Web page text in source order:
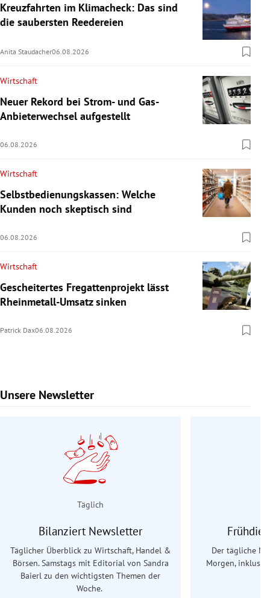
Kreuzfahrten im Klimacheck: Das sind
die saubersten Reedereien
Anita Staudacher06.08.2026
Wirtschaft
Neuer Rekord bei Strom- und Gas-
Anbieterwechsel aufgestellt
06.08.2026
Wirtschaft
Selbstbedienungskassen: Welche
Kunden noch skeptisch sind
06.08.2026
Wirtschaft
Gescheitertes Fregattenprojekt lässt
Rheinmetall-Umsatz sinken
Patrick Dax06.08.2026
Unsere Newsletter
Slide 1 von 9
Täglich
Bilanziert Newsletter
Täglicher Überblick zu Wirtschaft, Handel &
Börsen. Samstags mit Editorial von Sandra
Baierl zu den wichtigsten Themen der
Woche.
Der tägliche
Morgen,